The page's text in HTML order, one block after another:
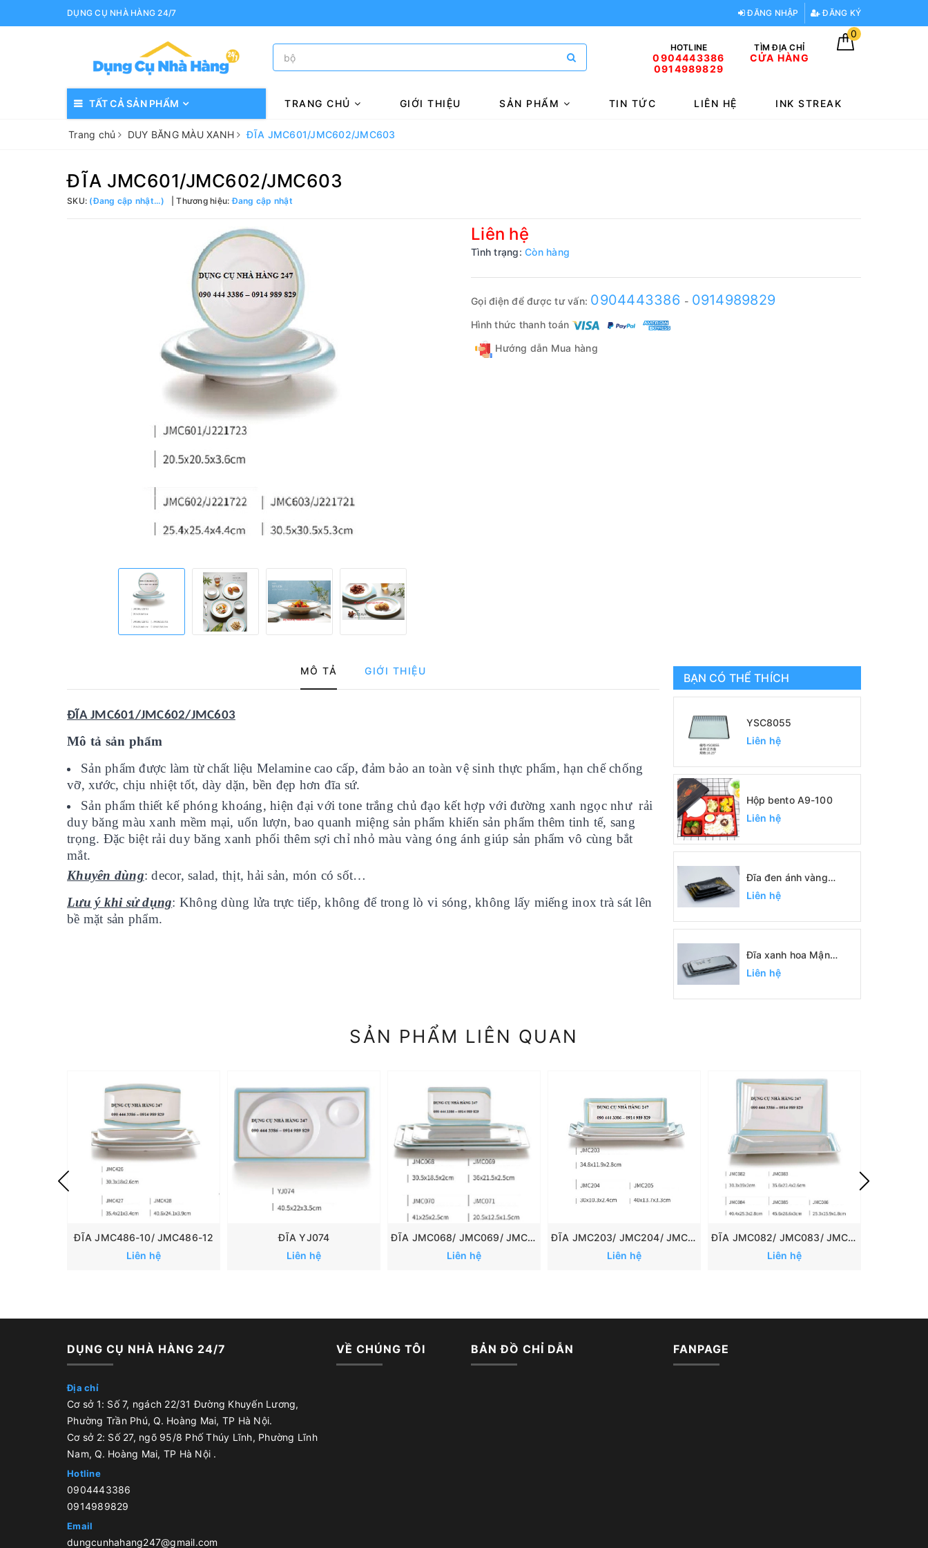
DỤNG CỤ NHÀ HÀNG 24/7 ĐĂNG NHẬP ĐĂNG KÝ
HOTLINE
0904443386
0914989829
TÌM ĐỊA CHỈ
CỬA HÀNG
0
TẤT CẢ SẢN PHẨM TRANG CHỦ GIỚI THIỆU SẢN PHẨM TIN TỨC LIÊN HỆ INK STREAK
Trang chủ DUY BĂNG MÀU XANH ĐĨA JMC601/JMC602/JMC603
ĐĨA JMC601/JMC602/JMC603
SKU: (Đang cập nhật...) Thương hiệu:Đang cập nhật
Liên hệ
Tình trạng: Còn hàng
Gọi điện để được tư vấn: 0904443386 - 0914989829
Hình thức thanh toán
Hướng dẫn Mua hàng
MÔ TẢ GIỚI THIỆU
ĐĨA JMC601/JMC602/JMC603
Mô tả sản phẩm
Sản phẩm được làm từ chất liệu Melamine cao cấp, đảm bảo an toàn vệ sinh thực phẩm, hạn chế chống
vỡ, xước, chịu nhiệt tốt, dày dặn, bền đẹp hơn đĩa sứ.
Sản phẩm thiết kế phóng khoáng, hiện đại với tone trắng chủ đạo kết hợp với đường xanh ngọc như rải
duy băng màu xanh mềm mại, uốn lượn, bao quanh miệng sản phẩm khiến sản phẩm thêm tinh tế, sang
trọng. Đặc biệt rải duy băng xanh phối thêm sợi chỉ nhỏ màu vàng óng ánh giúp sản phẩm vô cùng bắt
mắt.
Khuyên dùng: decor, salad, thịt, hải sản, món có sốt…
Lưu ý khi sử dụng: Không dùng lửa trực tiếp, không để trong lò vi sóng, không lấy miếng inox trà sát lên
bề mặt sản phẩm.
BẠN CÓ THỂ THÍCH
YSC8055
Liên hệ
Hộp bento A9-100
Liên hệ
Đĩa đen ánh vàng
SC0422, SC0389,
SC0390, SC0391
Liên hệ
Đĩa xanh hoa Mận
SC1093, SC1094,
SC1095
Liên hệ
SẢN PHẨM LIÊN QUAN
ĐĨA JMC486-10/ JMC486-12
Liên hệ
ĐĨA YJ074
Liên hệ
ĐĨA JMC068/ JMC069/ JMC070/ JMC071
Liên hệ
ĐĨA JMC203/ JMC204/ JMC205
Liên hệ
ĐĨA JMC082/ JMC083/ JMC084/ JMC085/ JMC086
Liên hệ
DỤNG CỤ NHÀ HÀNG 24/7
Địa chỉ
Cơ sở 1: Số 7, ngách 22/31 Đường Khuyến Lương,
Phường Trần Phú, Q. Hoàng Mai, TP Hà Nội.
Cơ sở 2: Số 27, ngõ 95/8 Phố Thúy Lĩnh, Phường Lĩnh
Nam, Q. Hoàng Mai, TP Hà Nội .
Hotline
0904443386
0914989829
Email
dungcunhahang247@gmail.com
VỀ CHÚNG TÔI BẢN ĐỒ CHỈ DẪN FANPAGE